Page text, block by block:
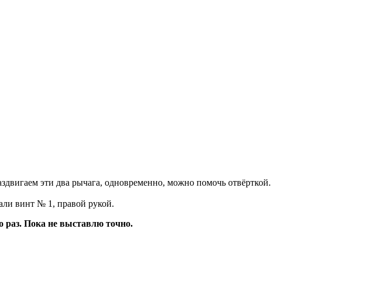
эти два рычага, одновременно, можно помочь отвёрткой.
винт № 1, правой рукой.
раз. Пока не выставлю точно.